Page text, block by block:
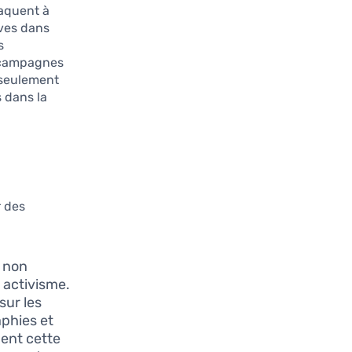
à
dans
dans la
des
activisme.
les
et
cette